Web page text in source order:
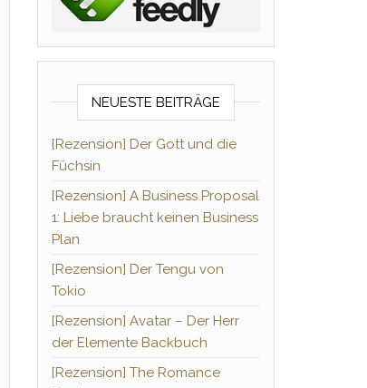
NEUESTE BEITRÄGE
[Rezension] Der Gott und die
Füchsin
[Rezension] A Business Proposal
1: Liebe braucht keinen Business
Plan
[Rezension] Der Tengu von
Tokio
[Rezension] Avatar – Der Herr
der Elemente Backbuch
[Rezension] The Romance